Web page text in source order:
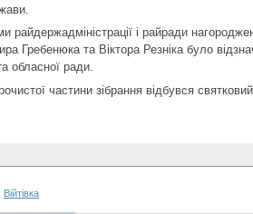
райдержадміністрації і райради
Гребенюка та Віктора Резніка було
обласної ради.
частини зібрання відбувся
Війтівка